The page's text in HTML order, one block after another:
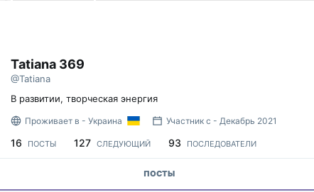
Tatiana 369
@Tatiana
В развитии, творческая энергия
Проживает в - Украина Участник с - Декабрь 2021
16 ПОСТЫ 127 СЛЕДУЮЩИЙ 93 ПОСЛЕДОВАТЕЛИ
ПОСТЫ